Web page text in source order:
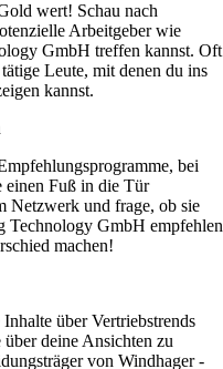
wert! Schau nach
Arbeitgeber wie
GmbH treffen kannst. Oft
Leute, mit denen du ins
kannst.
bei
einen Fuß in die Tür
Netzwerk und frage, ob sie
Technology GmbH empfehlen
machen!
über Vertriebstrends
deine Ansichten zu
von Windhager -